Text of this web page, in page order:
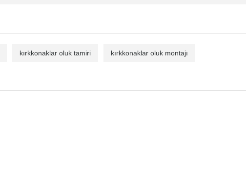
kırkkonaklar oluk tamiri kırkkonaklar oluk montajı